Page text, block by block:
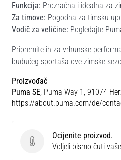
Funkcija: Prozračna i idealna za
Za timove: Pogodna za timsku
Vodič za veličine: Pogledajte
Pripremite ih za vrhunske
budućeg sportaša ove zimske
Proizvođač
Puma SE, Puma Way 1, 91074
https://about.puma.com/de/
Ocijenite proizvod.
Ocijenite proizvod.
Voljeli bismo čuti